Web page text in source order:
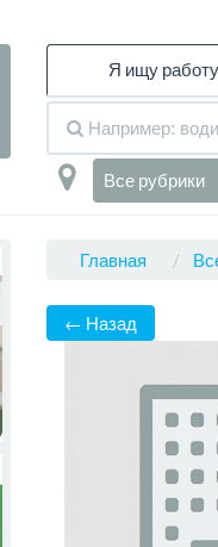
Я ищу работу
Все рубрики
Главная
← Назад